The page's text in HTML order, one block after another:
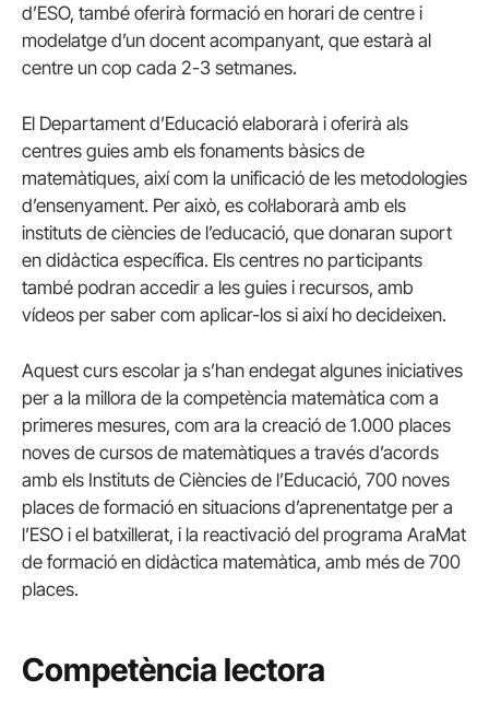
d’ESO, també oferirà formació en horari de centre i
modelatge d’un docent acompanyant, que estarà al
centre un cop cada 2-3 setmanes.
El Departament d’Educació elaborarà i oferirà als
centres guies amb els fonaments bàsics de
matemàtiques, així com la unificació de les metodologies
d’ensenyament. Per això, es col·laborarà amb els
instituts de ciències de l’educació, que donaran suport
en didàctica específica. Els centres no participants
també podran accedir a les guies i recursos, amb
vídeos per saber com aplicar-los si així ho decideixen.
Aquest curs escolar ja s’han endegat algunes iniciatives
per a la millora de la competència matemàtica com a
primeres mesures, com ara la creació de 1.000 places
noves de cursos de matemàtiques a través d’acords
amb els Instituts de Ciències de l’Educació, 700 noves
places de formació en situacions d’aprenentatge per a
l’ESO i el batxillerat, i la reactivació del programa AraMat
de formació en didàctica matemàtica, amb més de 700
places.
Competència lectora